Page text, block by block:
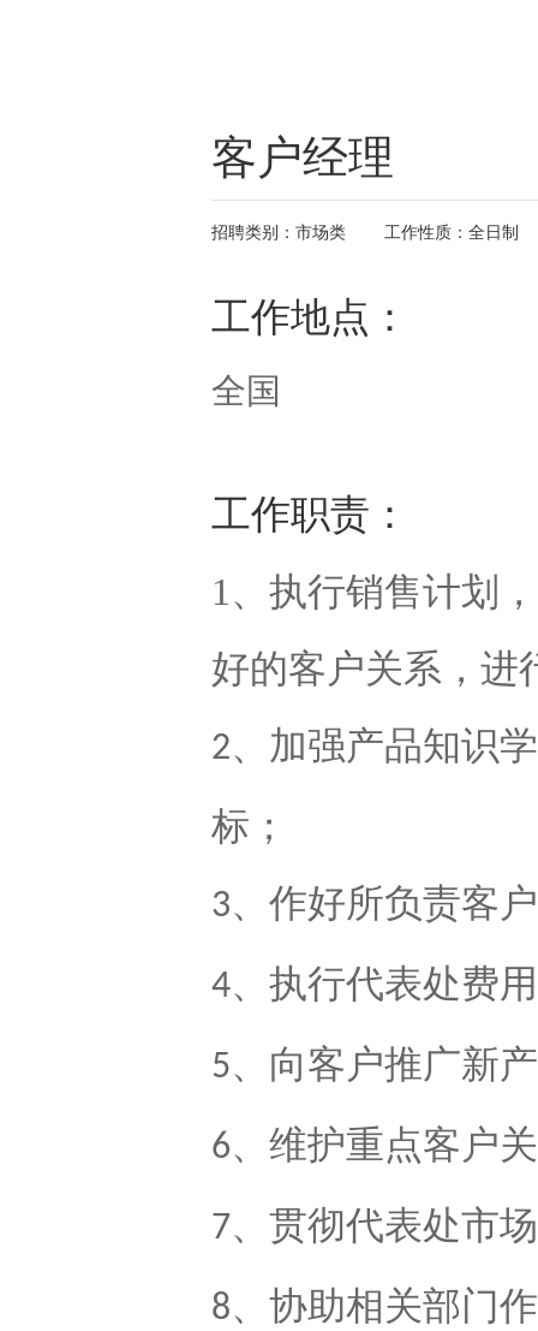
客户经理
招聘类别：市场类 工作性质：全日制
工作地点：
全国
工作职责：
1 、执行销售计划
好的客户关系，进
2、加强产品知识
标；
3、作好所负责客
4、执行代表处费
5、向客户推广新
6、维护重点客户
7、贯彻代表处市
8、协助相关部门